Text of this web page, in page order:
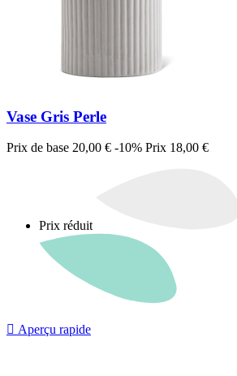
Vase Gris Perle
Prix de base 20,00 € -10% Prix 18,00 €
Prix réduit
 Aperçu rapide